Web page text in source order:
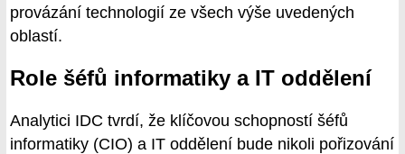
provázání technologií ze všech výše uvedených
oblastí.
Role šéfů informatiky a IT oddělení
Analytici IDC tvrdí, že klíčovou schopností šéfů
informatiky (CIO) a IT oddělení bude nikoli pořizování